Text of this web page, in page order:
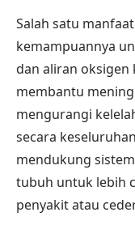
Salah satu
kemampuannya
dan aliran oksigen
membantu
mengurangi
secara
mendukung
tubuh untuk lebih
penyakit atau